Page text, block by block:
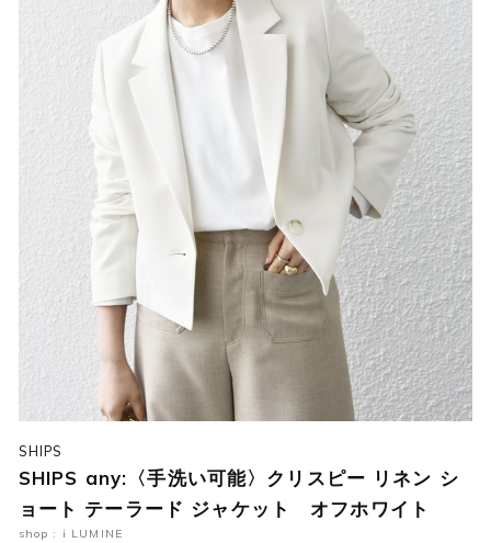
SHIPS
SHIPS any:〈手洗い可能〉クリスピー リネン シ
ョート テーラード ジャケット オフホワイト
shop : i LUMINE